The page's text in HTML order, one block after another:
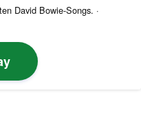
David Bowie-Songs. ·